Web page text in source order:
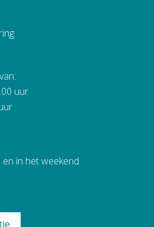
uur
in het weekend.